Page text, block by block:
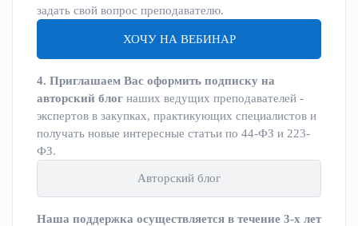
задать свой вопрос преподавателю.
ХОЧУ НА ВЕБИНАР
4. Приглашаем Вас оформить подписку на
авторский блог наших ведущих преподавателей -
экспертов в закупках, практикующих специалистов и
получать новые интересные статьи по 44-ФЗ и 223-
ФЗ.
Авторский блог
Наша поддержка осуществляется в течение 3-х лет